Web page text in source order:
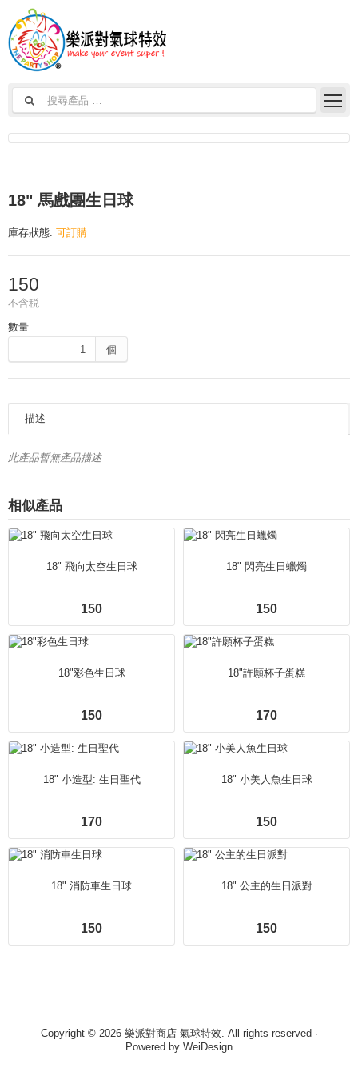
18" 馬戲團生日球
庫存狀態: 可訂購
150
不含税
數量
個
描述
此產品暫無產品描述
相似產品
18" 飛向太空生日球
150
18" 閃亮生日蠟燭
150
18"彩色生日球
150
18"許願杯子蛋糕
170
18" 小造型: 生日聖代
170
18" 小美人魚生日球
150
18" 消防車生日球
150
18" 公主的生日派對
150
Copyright © 2026 樂派對商店 氣球特效. All rights reserved ·
Powered by WeiDesign